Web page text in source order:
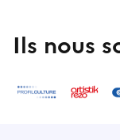
Ils nous